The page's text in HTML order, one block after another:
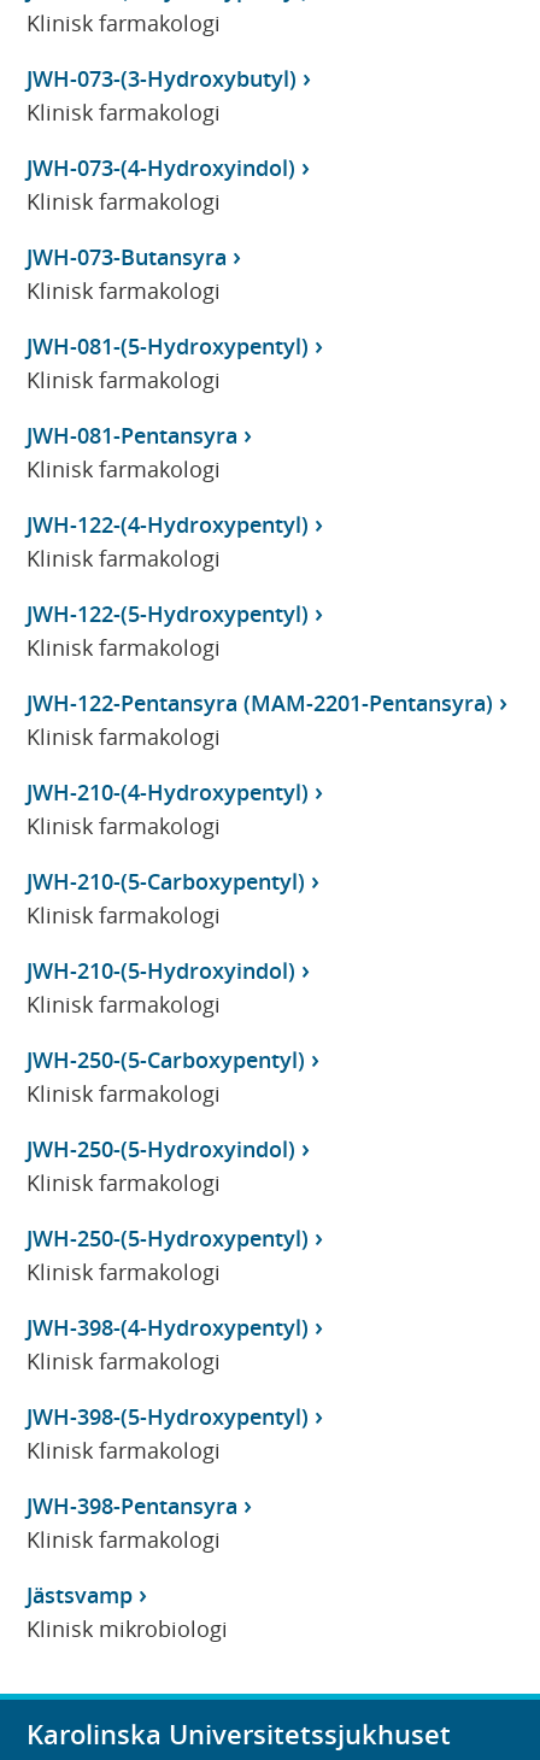
Klinisk farmakologi
JWH-073-(3-Hydroxybutyl)
Klinisk farmakologi
JWH-073-(4-Hydroxyindol)
Klinisk farmakologi
JWH-073-Butansyra
Klinisk farmakologi
JWH-081-(5-Hydroxypentyl)
Klinisk farmakologi
JWH-081-Pentansyra
Klinisk farmakologi
JWH-122-(4-Hydroxypentyl)
Klinisk farmakologi
JWH-122-(5-Hydroxypentyl)
Klinisk farmakologi
JWH-122-Pentansyra (MAM-2201-Pentansyra)
Klinisk farmakologi
JWH-210-(4-Hydroxypentyl)
Klinisk farmakologi
JWH-210-(5-Carboxypentyl)
Klinisk farmakologi
JWH-210-(5-Hydroxyindol)
Klinisk farmakologi
JWH-250-(5-Carboxypentyl)
Klinisk farmakologi
JWH-250-(5-Hydroxyindol)
Klinisk farmakologi
JWH-250-(5-Hydroxypentyl)
Klinisk farmakologi
JWH-398-(4-Hydroxypentyl)
Klinisk farmakologi
JWH-398-(5-Hydroxypentyl)
Klinisk farmakologi
JWH-398-Pentansyra
Klinisk farmakologi
Jästsvamp
Klinisk mikrobiologi
Karolinska Universitetssjukhuset